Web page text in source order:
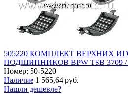
505220 КОМПЛЕКТ ВЕРХНИХ
ПОДШИПНИКОВ BPW TSB 3709 /
Номер: 50-5220
Наличие 1 565,64 руб.
Нашли дешевле?